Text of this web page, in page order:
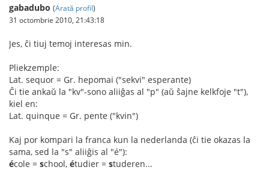
gabadubo (Arată profil)
31 octombrie 2010, 21:43:18
Jes, ĉi tiuj temoj interesas min.
Pliekzemple:
Lat. sequor = Gr. hepomai ("sekvi" esperante)
Ĉi tie ankaŭ la "kv"-sono aliiĝas al "p" (aŭ ŝajne kelkfoje "t"),
kiel en:
Lat. quinque = Gr. pente ("kvin")
Kaj por kompari la franca kun la nederlanda (ĉi tie okazas la
sama, sed la "s" aliiĝis al "é"):
école = school, étudier = studeren...